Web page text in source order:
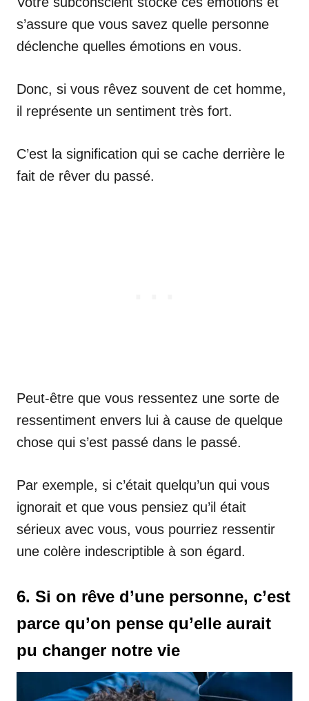
s’assure que vous savez quelle personne
déclenche quelles émotions en vous.
Donc, si vous rêvez souvent de cet homme,
il représente un sentiment très fort.
C’est la signification qui se cache derrière le
fait de rêver du passé.
Peut-être que vous ressentez une sorte de
ressentiment envers lui à cause de quelque
chose qui s’est passé dans le passé.
Par exemple, si c’était quelqu’un qui vous
ignorait et que vous pensiez qu’il était
sérieux avec vous, vous pourriez ressentir
une colère indescriptible à son égard.
6. Si on rêve d’une personne, c’est
parce qu’on pense qu’elle aurait
pu changer notre vie